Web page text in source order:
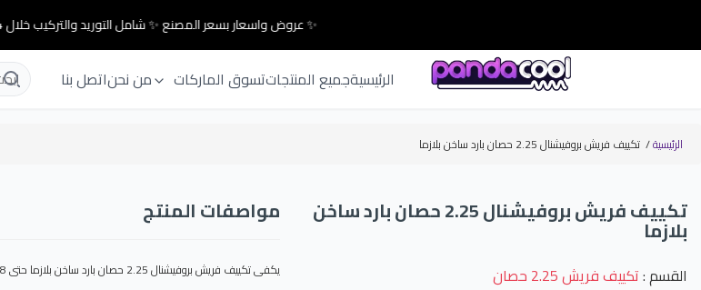
✨ عروض واسعار بسعر المصنع ✨ شامل التوريد والتركيب خلال 24 ساعه ✨
الرئيسيةجميع المنتجاتتسوق الماركات من نحناتصل بنا
الرئيسية/ تكييف فريش بروفيشنال 2.25 حصان بارد ساخن بلازما
تكييف فريش بروفيشنال 2.25 حصان بارد ساخن
بلازما
القسم :تكييف فريش 2.25 حصان
مواصفات المنتج
يكفى تكييف فريش بروفيشنال 2.25 حصان بارد ساخن بلازما حتى 18 ساعه .